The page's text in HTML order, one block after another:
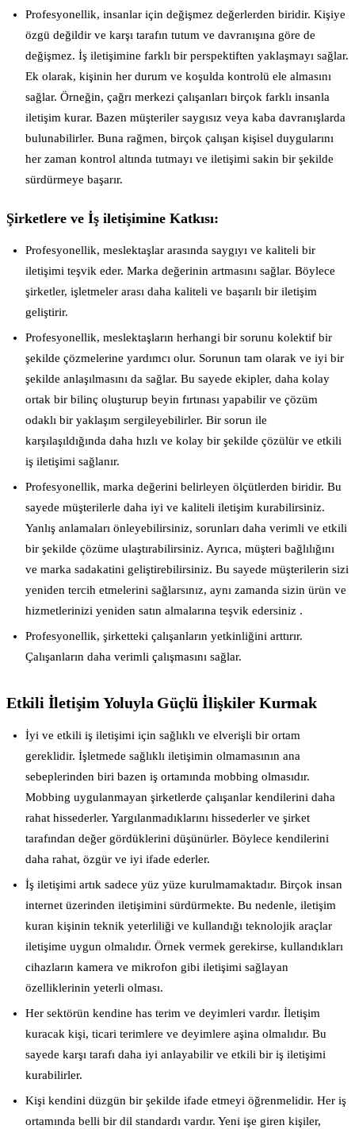
Profesyonellik, insanlar için değişmez değerlerden biridir. Kişiye
özgü değildir ve karşı tarafın tutum ve davranışına göre de
değişmez. İş iletişimine farklı bir perspektiften yaklaşmayı sağlar.
Ek olarak, kişinin her durum ve koşulda kontrolü ele almasını
sağlar. Örneğin, çağrı merkezi çalışanları birçok farklı insanla
iletişim kurar. Bazen müşteriler saygısız veya kaba davranışlarda
bulunabilirler. Buna rağmen, birçok çalışan kişisel duygularını
her zaman kontrol altında tutmayı ve iletişimi sakin bir şekilde
sürdürmeye başarır.
Şirketlere ve İş iletişimine Katkısı:
Profesyonellik, meslektaşlar arasında saygıyı ve kaliteli bir
iletişimi teşvik eder. Marka değerinin artmasını sağlar. Böylece
şirketler, işletmeler arası daha kaliteli ve başarılı bir iletişim
geliştirir.
Profesyonellik, meslektaşların herhangi bir sorunu kolektif bir
şekilde çözmelerine yardımcı olur. Sorunun tam olarak ve iyi bir
şekilde anlaşılmasını da sağlar. Bu sayede ekipler, daha kolay
ortak bir bilinç oluşturup beyin fırtınası yapabilir ve çözüm
odaklı bir yaklaşım sergileyebilirler. Bir sorun ile
karşılaşıldığında daha hızlı ve kolay bir şekilde çözülür ve etkili
iş iletişimi sağlanır.
Profesyonellik, marka değerini belirleyen ölçütlerden biridir. Bu
sayede müşterilerle daha iyi ve kaliteli iletişim kurabilirsiniz.
Yanlış anlamaları önleyebilirsiniz, sorunları daha verimli ve etkili
bir şekilde çözüme ulaştırabilirsiniz. Ayrıca, müşteri bağlılığını
ve marka sadakatini geliştirebilirsiniz. Bu sayede müşterilerin sizi
yeniden tercih etmelerini sağlarsınız, aynı zamanda sizin ürün ve
hizmetlerinizi yeniden satın almalarına teşvik edersiniz .
Profesyonellik, şirketteki çalışanların yetkinliğini arttırır.
Çalışanların daha verimli çalışmasını sağlar.
Etkili İletişim Yoluyla Güçlü İlişkiler Kurmak
İyi ve etkili iş iletişimi için sağlıklı ve elverişli bir ortam
gereklidir. İşletmede sağlıklı iletişimin olmamasının ana
sebeplerinden biri bazen iş ortamında mobbing olmasıdır.
Mobbing uygulanmayan şirketlerde çalışanlar kendilerini daha
rahat hissederler. Yargılanmadıklarını hissederler ve şirket
tarafından değer gördüklerini düşünürler. Böylece kendilerini
daha rahat, özgür ve iyi ifade ederler.
İş iletişimi artık sadece yüz yüze kurulmamaktadır. Birçok insan
internet üzerinden iletişimini sürdürmekte. Bu nedenle, iletişim
kuran kişinin teknik yeterliliği ve kullandığı teknolojik araçlar
iletişime uygun olmalıdır. Örnek vermek gerekirse, kullandıkları
cihazların kamera ve mikrofon gibi iletişimi sağlayan
özelliklerinin yeterli olması.
Her sektörün kendine has terim ve deyimleri vardır. İletişim
kuracak kişi, ticari terimlere ve deyimlere aşina olmalıdır. Bu
sayede karşı tarafı daha iyi anlayabilir ve etkili bir iş iletişimi
kurabilirler.
Kişi kendini düzgün bir şekilde ifade etmeyi öğrenmelidir. Her iş
ortamında belli bir dil standardı vardır. Yeni işe giren kişiler,